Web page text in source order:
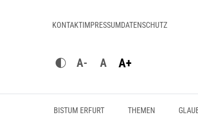
KONTAKTIMPRESSUMDATENSCHUTZ
A- A A+
BISTUM ERFURT THEMEN